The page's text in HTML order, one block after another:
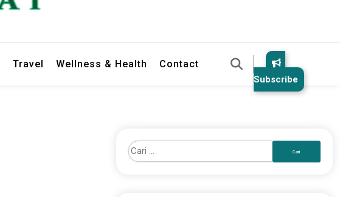
Travel Wellness & Health Contact
Subscribe